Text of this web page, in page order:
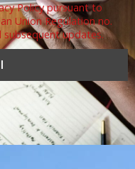
Policy pursuant to
Union Regulation no.
subsequent updates.